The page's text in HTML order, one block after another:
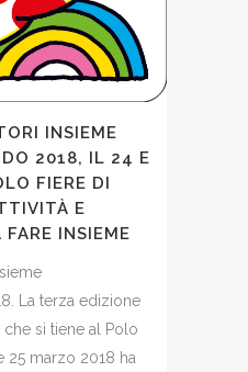
INSIEME
2018, IL 24 E
FIERE DI
E
INSIEME
La terza edizione
si tiene al Polo
25 marzo 2018 ha